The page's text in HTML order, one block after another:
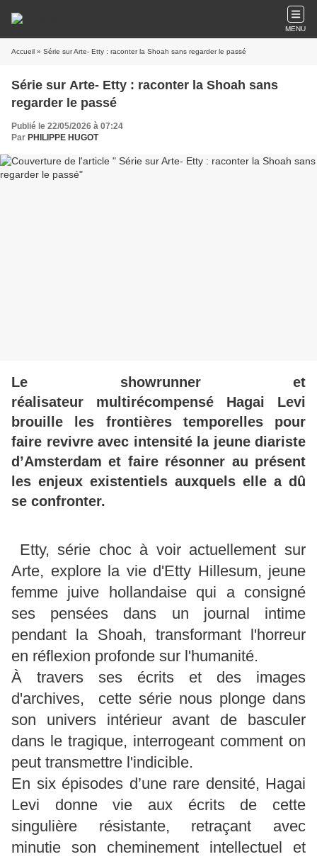
MENU
Accueil » Série sur Arte- Etty : raconter la Shoah sans regarder le passé
Série sur Arte- Etty : raconter la Shoah sans
regarder le passé
Publié le 22/05/2026 à 07:24
Par PHILIPPE HUGOT
Le showrunner et
réalisateur multirécompensé Hagai Levi
brouille les frontières temporelles pour
faire revivre avec intensité la jeune diariste
d’Amsterdam et faire résonner au présent
les enjeux existentiels auxquels elle a dû
se confronter.
Etty, série choc à voir actuellement sur
Arte, explore la vie d'Etty Hillesum, jeune
femme juive hollandaise qui a consigné
ses pensées dans un journal intime
pendant la Shoah, transformant l'horreur
en réflexion profonde sur l'humanité.
À travers ses écrits et des images
d'archives, cette série nous plonge dans
son univers intérieur avant de basculer
dans le tragique, interrogeant comment on
peut transmettre l'indicible.
En six épisodes d’une rare densité, Hagai
Levi donne vie aux écrits de cette
singulière résistante, retraçant avec
minutie son cheminement intellectuel et